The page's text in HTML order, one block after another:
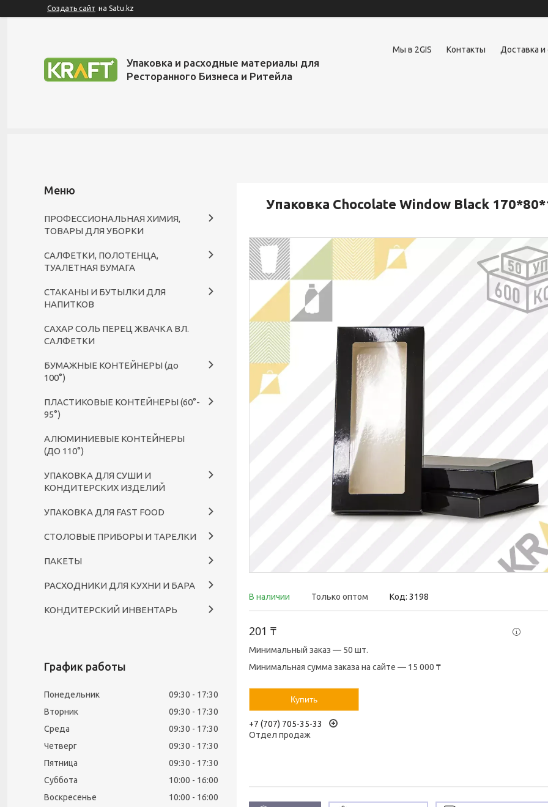
Создать сайт на Satu.kz
Упаковка и расходные материалы для
Ресторанного Бизнеса и Ритейла
Мы в 2GIS Контакты Доставка и
Упаковка Chocolate Window Black
В наличии Только оптом Код: 3198
201 ₸
Минимальный заказ — 50 шт.
Минимальная сумма заказа на сайте — 15 000 ₸
Купить
+7 (707) 705-35-33
Отдел продаж
ПРОФЕССИОНАЛЬНАЯ ХИМИЯ,
ТОВАРЫ ДЛЯ УБОРКИ
САЛФЕТКИ, ПОЛОТЕНЦА,
ТУАЛЕТНАЯ БУМАГА
СТАКАНЫ И БУТЫЛКИ ДЛЯ
НАПИТКОВ
САХАР СОЛЬ ПЕРЕЦ ЖВАЧКА ВЛ.
САЛФЕТКИ
БУМАЖНЫЕ КОНТЕЙНЕРЫ (до
100°)
ПЛАСТИКОВЫЕ КОНТЕЙНЕРЫ (60°-
95°)
АЛЮМИНИЕВЫЕ КОНТЕЙНЕРЫ
(ДО 110°)
УПАКОВКА ДЛЯ СУШИ И
КОНДИТЕРСКИХ ИЗДЕЛИЙ
УПАКОВКА ДЛЯ FAST FOOD
СТОЛОВЫЕ ПРИБОРЫ И ТАРЕЛКИ
ПАКЕТЫ
РАСХОДНИКИ ДЛЯ КУХНИ И БАРА
КОНДИТЕРСКИЙ ИНВЕНТАРЬ
График работы
Понедельник 09:30
17:30
Вторник
09:30
17:30
Среда
09:30
17:30
Четверг
09:30
17:30
Пятница
09:30
17:30
Суббота
10:00
16:00
Воскресенье
10:00 16:00